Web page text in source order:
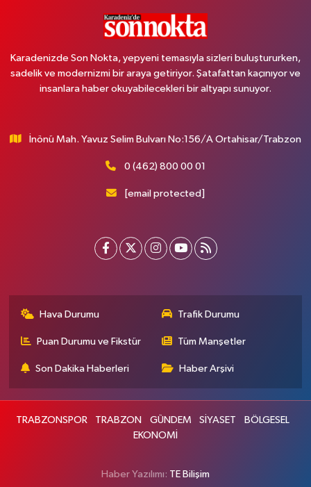
Karadenizde Son Nokta, yepyeni temasıyla sizleri buluştururken,
sadelik ve modernizmi bir araya getiriyor. Şatafattan kaçınıyor ve
insanlara haber okuyabilecekleri bir altyapı sunuyor.
İnönü Mah. Yavuz Selim Bulvarı No:156/A Ortahisar/Trabzon
0 (462) 800 00 01
[email protected]
Hava Durumu Trafik Durumu
Puan Durumu ve Fikstür Tüm Manşetler
Son Dakika Haberleri Haber Arşivi
TRABZONSPOR TRABZON GÜNDEM SİYASET
BÖLGESEL
EKONOMİ
Haber Yazılımı: TE Bilişim